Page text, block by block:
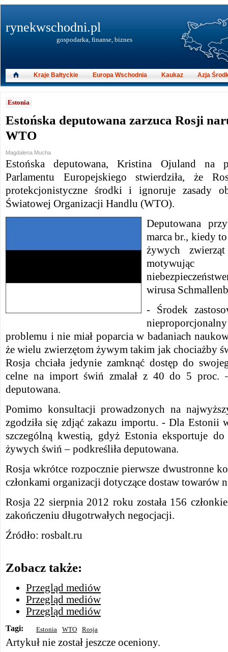
Estonia
Estońska deputowana zarzuca Rosji
WTO
Magdalena Mucha
Estońska deputowana, Kristina Ojuland na
Parlamentu Europejskiego stwierdziła, że
protekcjonistyczne środki i ignoruje zasady
Światowej Organizacji Handlu (WTO).
Deputowana
marca br., kiedy
żywych
motywując
wirusa
- Środek
problemu i nie miał poparcia w badaniach
że wielu zwierzętom żywym takim jak chociażby
Rosja chciała jedynie zamknąć dostęp do
celne na import świń zmalał z 40 do 5 proc. –
deputowana.
Pomimo konsultacji prowadzonych na
zgodziła się zdjąć zakazu importu. - Dla Estonii
szczególną kwestią, gdyż Estonia eksportuje
żywych świń – podkreśliła deputowana.
Rosja wkrótce rozpocznie pierwsze dwustronne
członkami organizacji dotyczące dostaw towarów
Rosja 22 sierpnia 2012 roku została 156
zakończeniu długotrwałych negocjacji.
Źródło: rosbalt.ru
Zobacz także:
Przegląd mediów
Przegląd mediów
Przegląd mediów
Tagi: Estonia WTO Rosja
Artykuł nie został jeszcze oceniony.
rynekwschodni.pl
gospodarka, finanse, biznes
Kraje Bałtyckie Europa Wschodnia Kaukaz Azja